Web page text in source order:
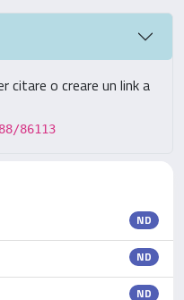
citare o creare un link a
86113
ND
ND
ND